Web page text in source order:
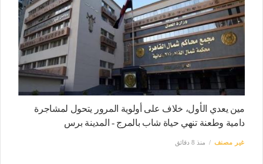
مين يعدي الأول، خلاف على أولوية المرور يتحول لمشاجرة
دامية وطعنة تنهي حياة شاب بالمرج - المدينة برس
غير مصنف منذ 8 دقائق